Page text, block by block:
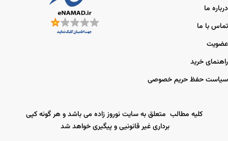
درباره ما
تماس با ما
عضویت
راهنمای خرید
سیاست حفظ حریم خصوصی
کلیه مطالب متعلق به سایت نوروز زاده می باشد و هر گونه کپی
برداری غیر قانونیی و پیگیری خواهد شد